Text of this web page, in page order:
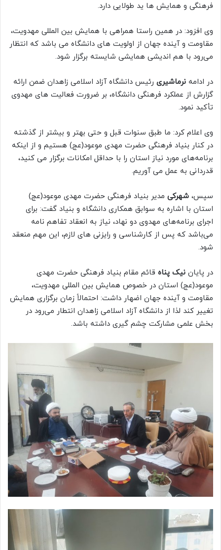
فرهنگی و همایش ها ید طولایی دارد.
وی افزود: در همین راستا همراهی با همایش بین المللی مهدویت،
مقاومت و آینده جهان از اولویت های دانشگاه می باشد که انتظار
می‌رود با هم اندیشی همایشی شایسته برگزار شود.
در ادامه نرماشیری رئیس دانشگاه آزاد اسلامی زاهدان ضمن ارائه
گزارش از عملکرد فرهنگی دانشگاه، بر ضرورت فعالیت های مهدوی
تأکید نمود.
وی اعلام کرد: ما طبق سنوات قبل و حتی بهتر و بیشتر از گذشته
در کنار بنیاد فرهنگی حضرت مهدی موعود(عج) هستیم و از اینکه
برنامه‌های مورد نیاز استان را با حداقل امکانات برگزار می کنید،
قدردانی به عمل می آوریم.
سپس، شهرکی مدیر بنیاد فرهنگی حضرت مهدی موعود(عج)
استان با اشاره به سوابق همکاری دانشگاه و بنیاد گفت: برای
اجرای برنامه‌های مهدوی دو نهاد، نیاز به انعقاد تفاهم نامه
می‌باشد که پس از کارشناسی و رایزنی های لازم، این مهم منعقد
شود.
در پایان نیک پناه قائم مقام بنیاد فرهنگی حضرت مهدی
موعود(عج) استان در خصوص همایش بین المللی مهدویت،
مقاومت و آینده جهان اضهار داشت: احتمالاً زمان برگزاری همایش
تغییر کند لذا از دانشگاه آزاد اسلامی زاهدان انتطار می‌رود در
بخش علمی مشارکت چشم گیری داشته باشد.